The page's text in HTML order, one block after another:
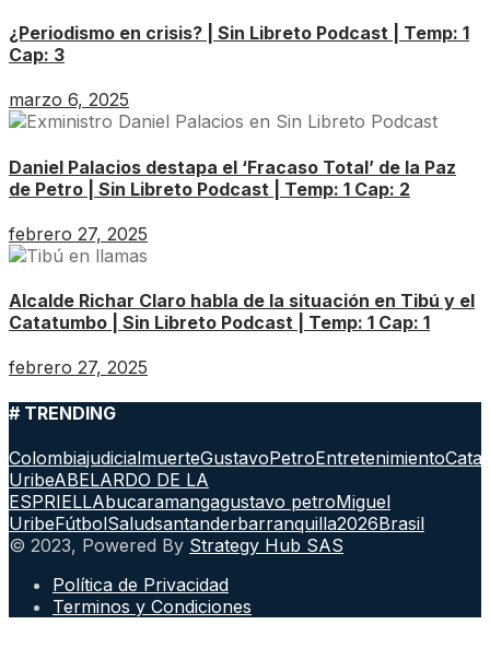
¿Periodismo en crisis? | Sin Libreto Podcast | Temp: 1
Cap: 3
marzo 6, 2025
Daniel Palacios destapa el ‘Fracaso Total’ de la Paz
de Petro | Sin Libreto Podcast | Temp: 1 Cap: 2
febrero 27, 2025
Alcalde Richar Claro habla de la situación en Tibú y el
Catatumbo | Sin Libreto Podcast | Temp: 1 Cap: 1
febrero 27, 2025
# TRENDING
ColombiajudicialmuerteGustavoPetroEntretenimiento
UribeABELARDO DE LA
ESPRIELLAbucaramangagustavo petroMiguel
UribeFútbolSaludsantanderbarranquilla2026Brasil
© 2023, Powered By Strategy Hub SAS
Política de Privacidad
Terminos y Condiciones